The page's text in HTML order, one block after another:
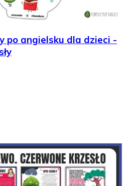
po angielsku dla dzieci -